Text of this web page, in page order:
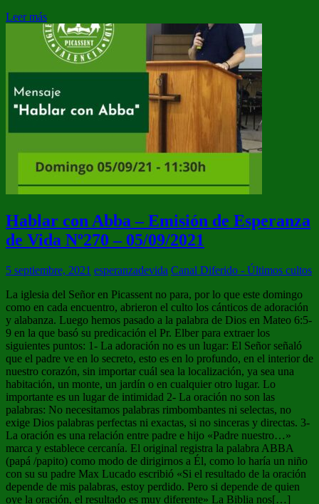
Leer más
Hablar con Abba – Emisión de Esperanza
de Vida Nº270 – 05/09/2021
5 septiembre, 2021 esperanzadevida Canal Diferido - Últimos cultos
La iglesia del Señor en Picassent no para, por lo que este domingo
como en cada encuentro, abrieron el culto los cánticos de adoración
y alabanza. Luego hemos pasado a la palabra de Dios en Mateo 6:5-
9 en la que basó su predicación el Pr. Elber para extraer los
siguientes puntos: 1- La adoración no es un lugar: El Señor señaló
que el padre ve en lo secreto, esto es en lo profundo, en el interior de
nuestro corazón, sin importar cuál sea la localización, ya sea una
habitación, un monte, un jardín o en cualquier otro lugar. Lo
importante es un lugar de intimidad 2- La oración no son las
palabras: No necesitamos palabras rimbombantes ni selectas, no
exige Dios palabras perfectas ni exactas, si no sinceras y directas. 3-
La oración es una relación entre padre e hijo «Padre nuestro…»
marca y establece cercanía. El original registra la palabra ABBA
(papá /papito) como modo de dirigirnos a Él, como lo haría un niño
con su su padre Max Lucado escribió «Si el resultado de la oración
depende de mis palabras, estoy perdido. Pero si depende de quien
oye la oración, el resultado es muy diferente» La Biblia nos[…]